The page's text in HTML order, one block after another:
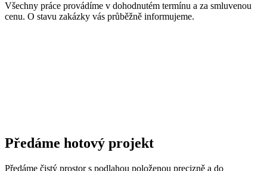
Všechny práce provádíme v dohodnutém termínu a za smluvenou
cenu. O stavu zakázky vás průběžně informujeme.
Předáme hotový projekt
Předáme čistý prostor s podlahou položenou precizně a do